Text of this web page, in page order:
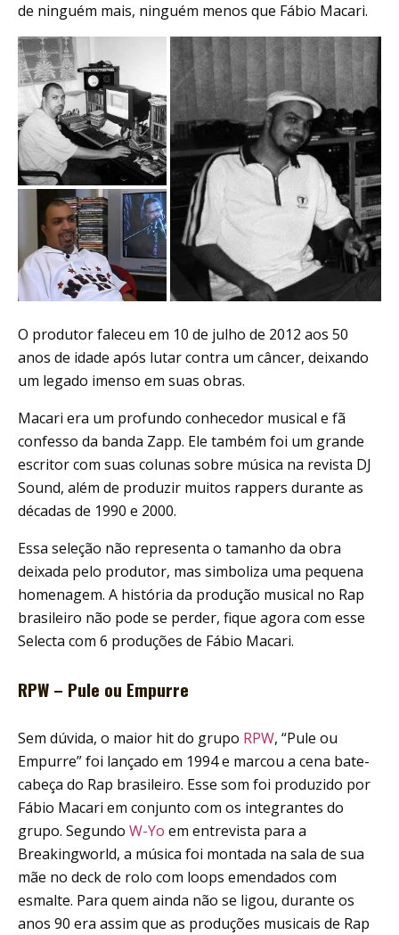
de ninguém mais, ninguém menos que Fábio Macari.
O produtor faleceu em 10 de julho de 2012 aos 50
anos de idade após lutar contra um câncer, deixando
um legado imenso em suas obras.
Macari era um profundo conhecedor musical e fã
confesso da banda Zapp. Ele também foi um grande
escritor com suas colunas sobre música na revista DJ
Sound, além de produzir muitos rappers durante as
décadas de 1990 e 2000.
Essa seleção não representa o tamanho da obra
deixada pelo produtor, mas simboliza uma pequena
homenagem. A história da produção musical no Rap
brasileiro não pode se perder, fique agora com esse
Selecta com 6 produções de Fábio Macari.
RPW – Pule ou Empurre
Sem dúvida, o maior hit do grupo RPW, “Pule ou
Empurre” foi lançado em 1994 e marcou a cena bate-
cabeça do Rap brasileiro. Esse som foi produzido por
Fábio Macari em conjunto com os integrantes do
grupo. Segundo W-Yo em entrevista para a
Breakingworld, a música foi montada na sala de sua
mãe no deck de rolo com loops emendados com
esmalte. Para quem ainda não se ligou, durante os
anos 90 era assim que as produções musicais de Rap